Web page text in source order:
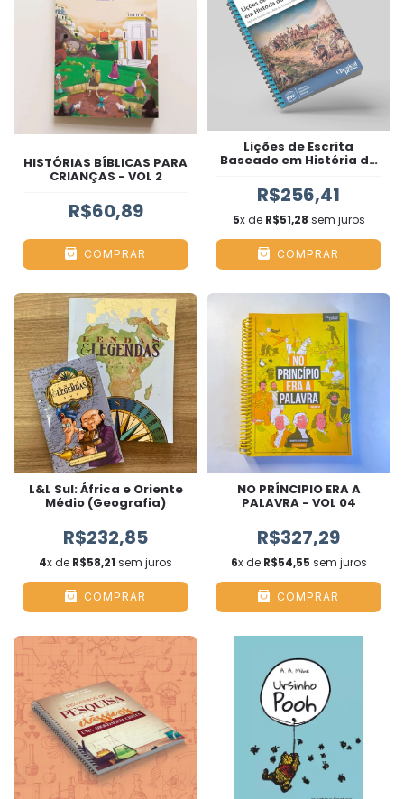
HISTÓRIAS BÍBLICAS PARA
CRIANÇAS - VOL 2
R$60,89
COMPRAR
Lições de Escrita
Baseado em História do
R$256,41
5x de R$51,28 sem juros
COMPRAR
L&L Sul: África e Oriente
Médio (Geografia)
R$232,85
4x de R$58,21 sem juros
COMPRAR
NO PRÍNCIPIO ERA A
PALAVRA - VOL 04
R$327,29
6x de R$54,55 sem juros
COMPRAR